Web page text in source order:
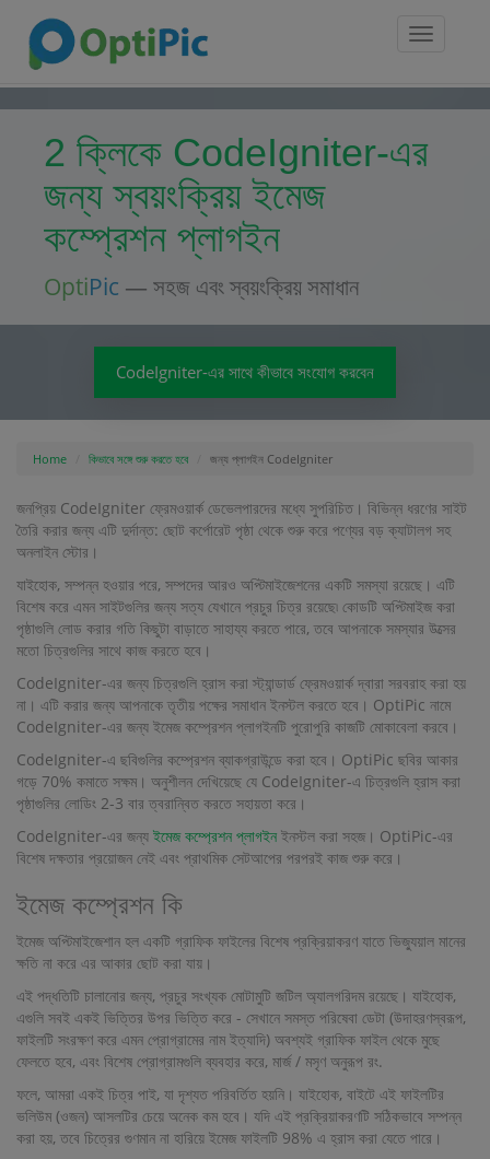
Toggle
2 ক্লিকে CodeIgniter-এর
জন্য স্বয়ংক্রিয় ইমেজ
কম্প্রেশন প্লাগইন
OptiPic — সহজ এবং স্বয়ংক্রিয় সমাধান
CodeIgniter-এর সাথে কীভাবে সংযোগ করবেন
Home কিভাবে সঙ্গে শুরু করতে হবে জন্য প্লাগইন CodeIgniter
জনপ্রিয় CodeIgniter ফ্রেমওয়ার্ক ডেভেলপারদের মধ্যে সুপরিচিত। বিভিন্ন ধরণের সাইট
তৈরি করার জন্য এটি দুর্দান্ত: ছোট কর্পোরেট পৃষ্ঠা থেকে শুরু করে পণ্যের বড় ক্যাটালগ সহ
অনলাইন স্টোর।
যাইহোক, সম্পন্ন হওয়ার পরে, সম্পদের আরও অপ্টিমাইজেশনের একটি সমস্যা রয়েছে। এটি
বিশেষ করে এমন সাইটগুলির জন্য সত্য যেখানে প্রচুর চিত্র রয়েছে৷ কোডটি অপ্টিমাইজ করা
পৃষ্ঠাগুলি লোড করার গতি কিছুটা বাড়াতে সাহায্য করতে পারে, তবে আপনাকে সমস্যার উত্সের
মতো চিত্রগুলির সাথে কাজ করতে হবে।
CodeIgniter-এর জন্য চিত্রগুলি হ্রাস করা স্ট্যান্ডার্ড ফ্রেমওয়ার্ক দ্বারা সরবরাহ করা হয়
না। এটি করার জন্য আপনাকে তৃতীয় পক্ষের সমাধান ইনস্টল করতে হবে। OptiPic নামে
CodeIgniter-এর জন্য ইমেজ কম্প্রেশন প্লাগইনটি পুরোপুরি কাজটি মোকাবেলা করবে।
CodeIgniter-এ ছবিগুলির কম্প্রেশন ব্যাকগ্রাউন্ডে করা হবে। OptiPic ছবির আকার
গড়ে 70% কমাতে সক্ষম। অনুশীলন দেখিয়েছে যে CodeIgniter-এ চিত্রগুলি হ্রাস করা
পৃষ্ঠাগুলির লোডিং 2-3 বার ত্বরান্বিত করতে সহায়তা করে।
CodeIgniter-এর জন্য ইমেজ কম্প্রেশন প্লাগইন ইনস্টল করা সহজ। OptiPic-এর
বিশেষ দক্ষতার প্রয়োজন নেই এবং প্রাথমিক সেটআপের পরপরই কাজ শুরু করে।
ইমেজ কম্প্রেশন কি
ইমেজ অপ্টিমাইজেশান হল একটি গ্রাফিক ফাইলের বিশেষ প্রক্রিয়াকরণ যাতে ভিজ্যুয়াল মানের
ক্ষতি না করে এর আকার ছোট করা যায়।
এই পদ্ধতিটি চালানোর জন্য, প্রচুর সংখ্যক মোটামুটি জটিল অ্যালগরিদম রয়েছে। যাইহোক,
এগুলি সবই একই ভিত্তির উপর ভিত্তি করে - সেখানে সমস্ত পরিষেবা ডেটা (উদাহরণস্বরূপ,
ফাইলটি সংরক্ষণ করে এমন প্রোগ্রামের নাম ইত্যাদি) অবশ্যই গ্রাফিক ফাইল থেকে মুছে
ফেলতে হবে, এবং বিশেষ প্রোগ্রামগুলি ব্যবহার করে, মার্জ / মসৃণ অনুরূপ রং.
ফলে, আমরা একই চিত্র পাই, যা দৃশ্যত পরিবর্তিত হয়নি। যাইহোক, বাইটে এই ফাইলটির
ভলিউম (ওজন) আসলটির চেয়ে অনেক কম হবে। যদি এই প্রক্রিয়াকরণটি সঠিকভাবে সম্পন্ন
করা হয়, তবে চিত্রের গুণমান না হারিয়ে ইমেজ ফাইলটি 98% এ হ্রাস করা যেতে পারে।